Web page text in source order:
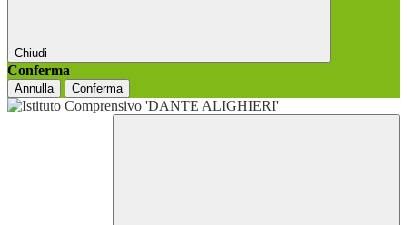
Chiudi
Conferma
Annulla Conferma